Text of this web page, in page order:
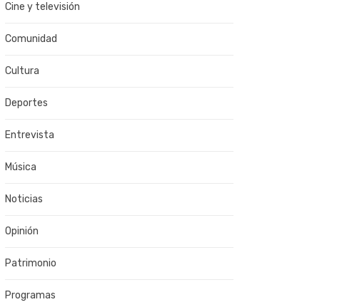
Cine y televisión
Comunidad
Cultura
Deportes
Entrevista
Música
Noticias
Opinión
Patrimonio
Programas